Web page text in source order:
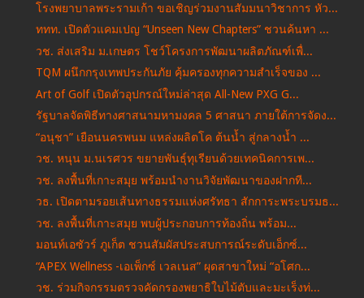
โรงพยาบาลพระรามเก้า ขอเชิญร่วมงานสัมมนาวิชาการ หัว...
ททท. เปิดตัวแคมเปญ “Unseen New Chapters” ชวนค้นหา ...
วช. ส่งเสริม ม.เกษตร โชว์โครงการพัฒนาผลิตภัณฑ์เพื่...
TQM ผนึกกรุงเทพประกันภัย คุ้มครองทุกความสำเร็จของ ...
Art of Golf เปิดตัวอุปกรณ์ใหม่ล่าสุด All-New PXG G...
รัฐบาลจัดพิธีทางศาสนามหามงคล 5 ศาสนา ภายใต้การจัดง...
“อนุชา” เยือนนครพนม แหล่งผลิตโค ต้นน้ำ สู่กลางน้ำ ...
วช. หนุน ม.นเรศวร ขยายพันธุ์ทุเรียนด้วยเทคนิคการเพ...
วช. ลงพื้นที่เกาะสมุย พร้อมนำงานวิจัยพัฒนาของฝากที...
วธ. เปิดตามรอยเส้นทางธรรมแห่งศรัทธา สักการะพระบรมธ...
วช. ลงพื้นที่เกาะสมุย พบผู้ประกอบการท้องถิ่น พร้อม...
มอนท์เอซัวร์ ภูเก็ต ชวนสัมผัสประสบการณ์ระดับเอ็กซ์...
“APEX Wellness -เอเพ็กซ์ เวลเนส” ผุดสาขาใหม่ “อโศก...
วช. ร่วมกิจกรรมตรวจคัดกรองพยาธิใบไม้ตับและมะเร็งท่...